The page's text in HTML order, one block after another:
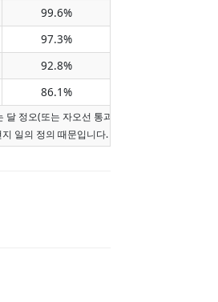
99.6%
97.3%
92.8%
86.1%
정오(또는 자오선 통과가 오늘이 아니면 현지
일의 정의 때문입니다.